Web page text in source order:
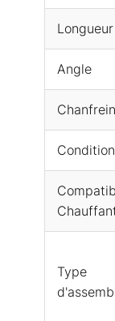
Longueur
Angle
Type